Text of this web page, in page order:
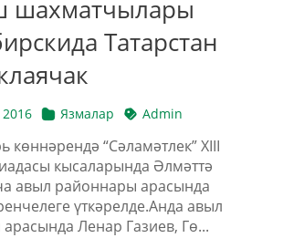
шахматчылары
Татарстан
Язмалар Admin
көннәрендә “Сәламәтлек” XIII
кысаларында Әлмәттә
авыл районнары арасында
үткәрелде.Анда авыл
Ленар Газиев, Гө...